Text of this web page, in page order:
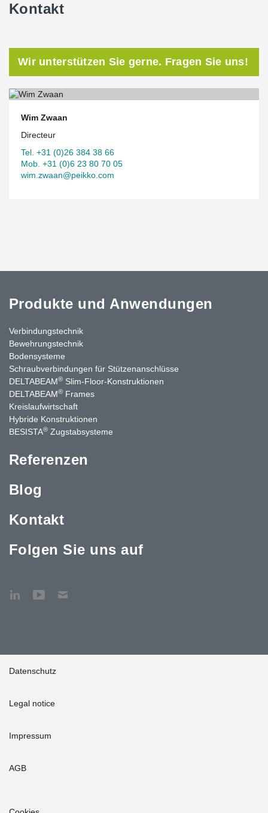
Kontakt
Wir unterstützen Sie gerne. Fragen Sie uns!
Wim Zwaan
Directeur
Tel. +31 (0)26 384 38 66
Mob. +31 (0)6 23 80 70 05
wim.zwaan@peikko.com
Produkte und Anwendungen
Verbindungstechnik
Bewehrungstechnik
Bodensysteme
Schraubverbindungen für Stützenanschlüsse
DELTABEAM® Slim-Floor-Konstruktionen
DELTABEAM® Frames
Kreislaufwirtschaft
Hybride Konstruktionen
BESISTA® Zugstabsysteme
Referenzen
Blog
Kontakt
Folgen Sie uns auf
Datenschutz
Legal notice
Impressum
AGB